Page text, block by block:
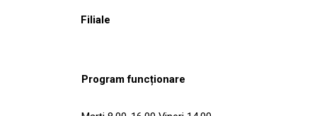
Filiale
Program funcționare